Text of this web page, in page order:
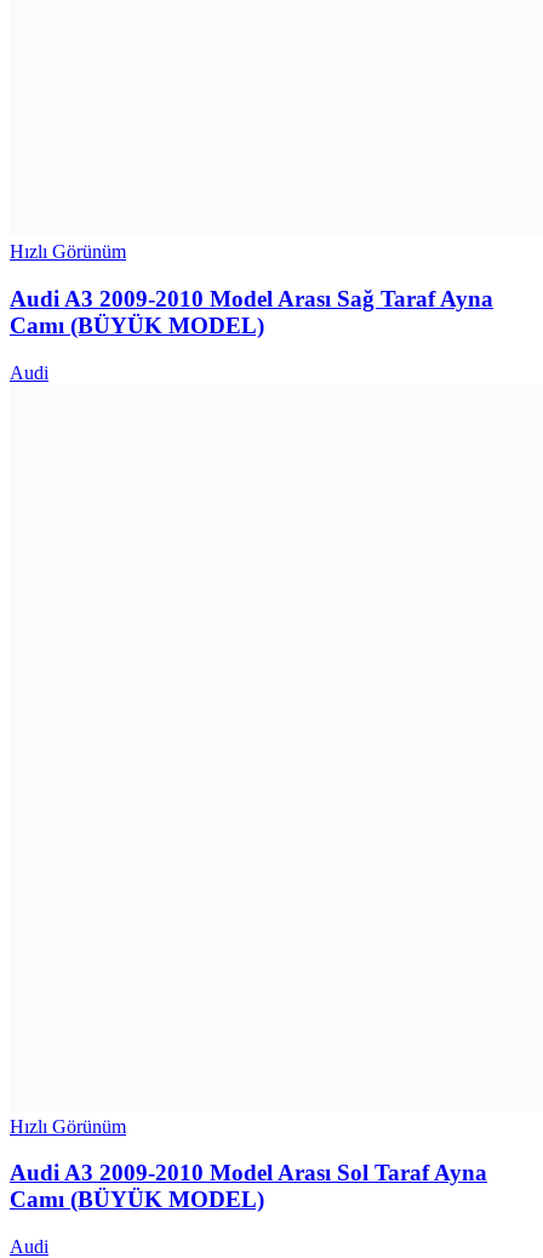
Hızlı Görünüm
Audi A3 2009-2010 Model Arası Sağ Taraf Ayna
Camı (BÜYÜK MODEL)
Audi
Hızlı Görünüm
Audi A3 2009-2010 Model Arası Sol Taraf Ayna
Camı (BÜYÜK MODEL)
Audi